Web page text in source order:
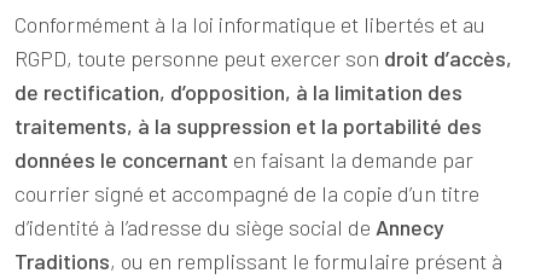
Conformément à la loi informatique et libertés et au
RGPD, toute personne peut exercer son droit d’accès,
de rectification, d’opposition, à la limitation des
traitements, à la suppression et la portabilité des
données le concernant en faisant la demande par
courrier signé et accompagné de la copie d’un titre
d’identité à l’adresse du siège social de Annecy
Traditions, ou en remplissant le formulaire présent à